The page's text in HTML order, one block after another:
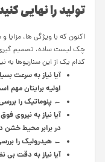
تولید را نهایی
اکنون که با ویژگی ها،
چک لیست ساده، تصمیم گیری
کدام یک از این سناریوها به
آیا نیاز به سرعت
اولیه برایتان مهم
← پنوماتیک را
آیا نیاز به نیروی
در برابر محیط خشن
← هیدرولیک را
آیا نیاز به دقت بی